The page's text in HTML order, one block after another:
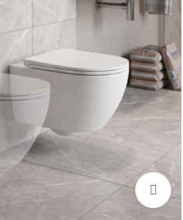
Click to enlarge